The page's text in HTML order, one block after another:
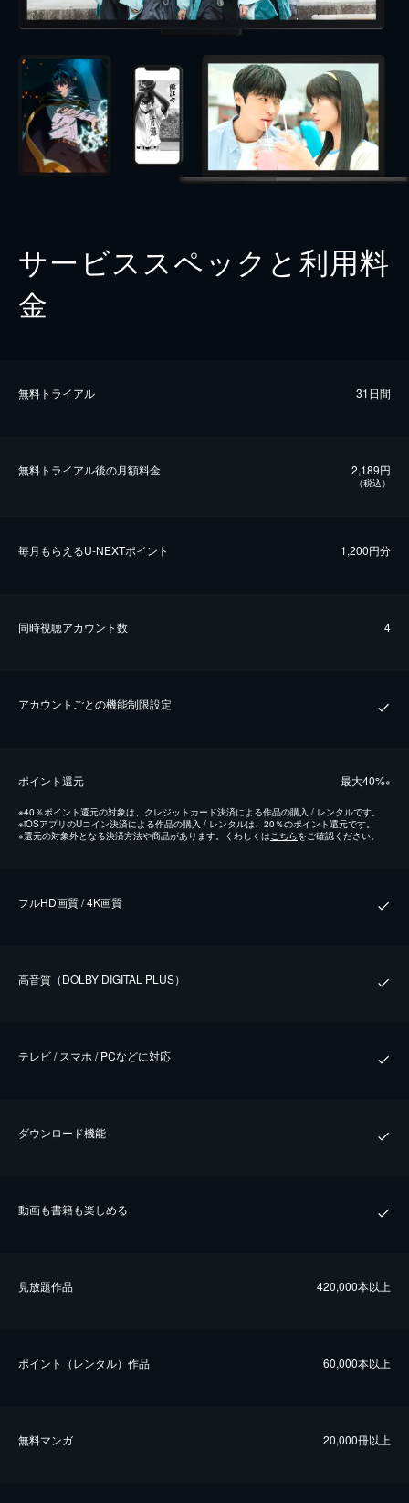
サービススペックと利用料
金
無料トライアル 31日間
無料トライアル後の⽉額料金 2,189円
（税込）
毎⽉もらえるU-NEXTポイント 1,200円分
同時視聴アカウント数 4
アカウントごとの機能制限設定
ポイント還元 最⼤40%※
※40％ポイント還元の対象は、クレジットカード決済による作品の購入 / レンタルです。
※iOSアプリのUコイン決済による作品の購入 / レンタルは、20％のポイント還元です。
※還元の対象外となる決済方法や商品があります。くわしくは こちらをご確認ください。
フルHD画質 / 4K画質
⾼⾳質（DOLBY DIGITAL PLUS）
テレビ / スマホ / PCなどに対応
ダウンロード機能
動画も書籍も楽しめる
⾒放題作品 420,000本以上
ポイント（レンタル）作品 60,000本以上
無料マンガ 20,000冊以上